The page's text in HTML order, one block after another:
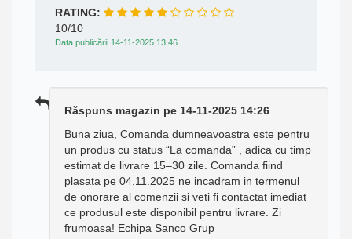
RATING:
10/10
Data publicării 14-11-2025 13:46
Răspuns magazin pe 14-11-2025 14:26
Buna ziua, Comanda dumneavoastra este pentru
un produs cu status “La comanda” , adica cu timp
estimat de livrare 15–30 zile. Comanda fiind
plasata pe 04.11.2025 ne incadram in termenul
de onorare al comenzii si veti fi contactat imediat
ce produsul este disponibil pentru livrare. Zi
frumoasa! Echipa Sanco Grup